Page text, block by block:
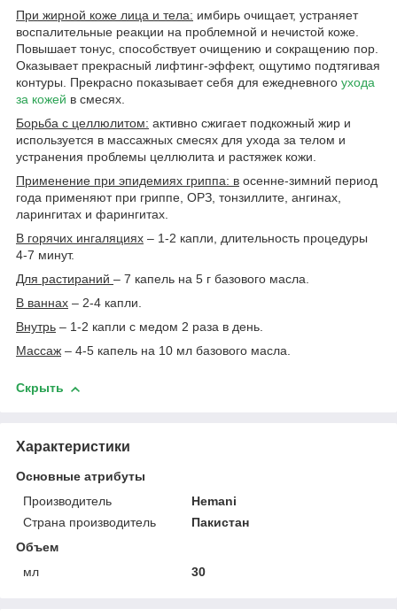
При жирной коже лица и тела: имбирь очищает, устраняет
воспалительные реакции на проблемной и нечистой коже.
Повышает тонус, способствует очищению и сокращению пор.
Оказывает прекрасный лифтинг-эффект, ощутимо подтягивая
контуры. Прекрасно показывает себя для ежедневного ухода
за кожей в смесях.
Борьба с целлюлитом: активно сжигает подкожный жир и
используется в массажных смесях для ухода за телом и
устранения проблемы целлюлита и растяжек кожи.
Применение при эпидемиях гриппа: в осенне-зимний период
года применяют при гриппе, ОРЗ, тонзиллите, ангинах,
ларингитах и фарингитах.
В горячих ингаляциях – 1-2 капли, длительность процедуры
4-7 минут.
Для растираний – 7 капель на 5 г базового масла.
В ваннах – 2-4 капли.
Внутрь – 1-2 капли с медом 2 раза в день.
Массаж – 4-5 капель на 10 мл базового масла.
Скрыть
Характеристики
Основные атрибуты
Производитель
Hemani
Страна производитель
Пакистан
Объем
мл
30